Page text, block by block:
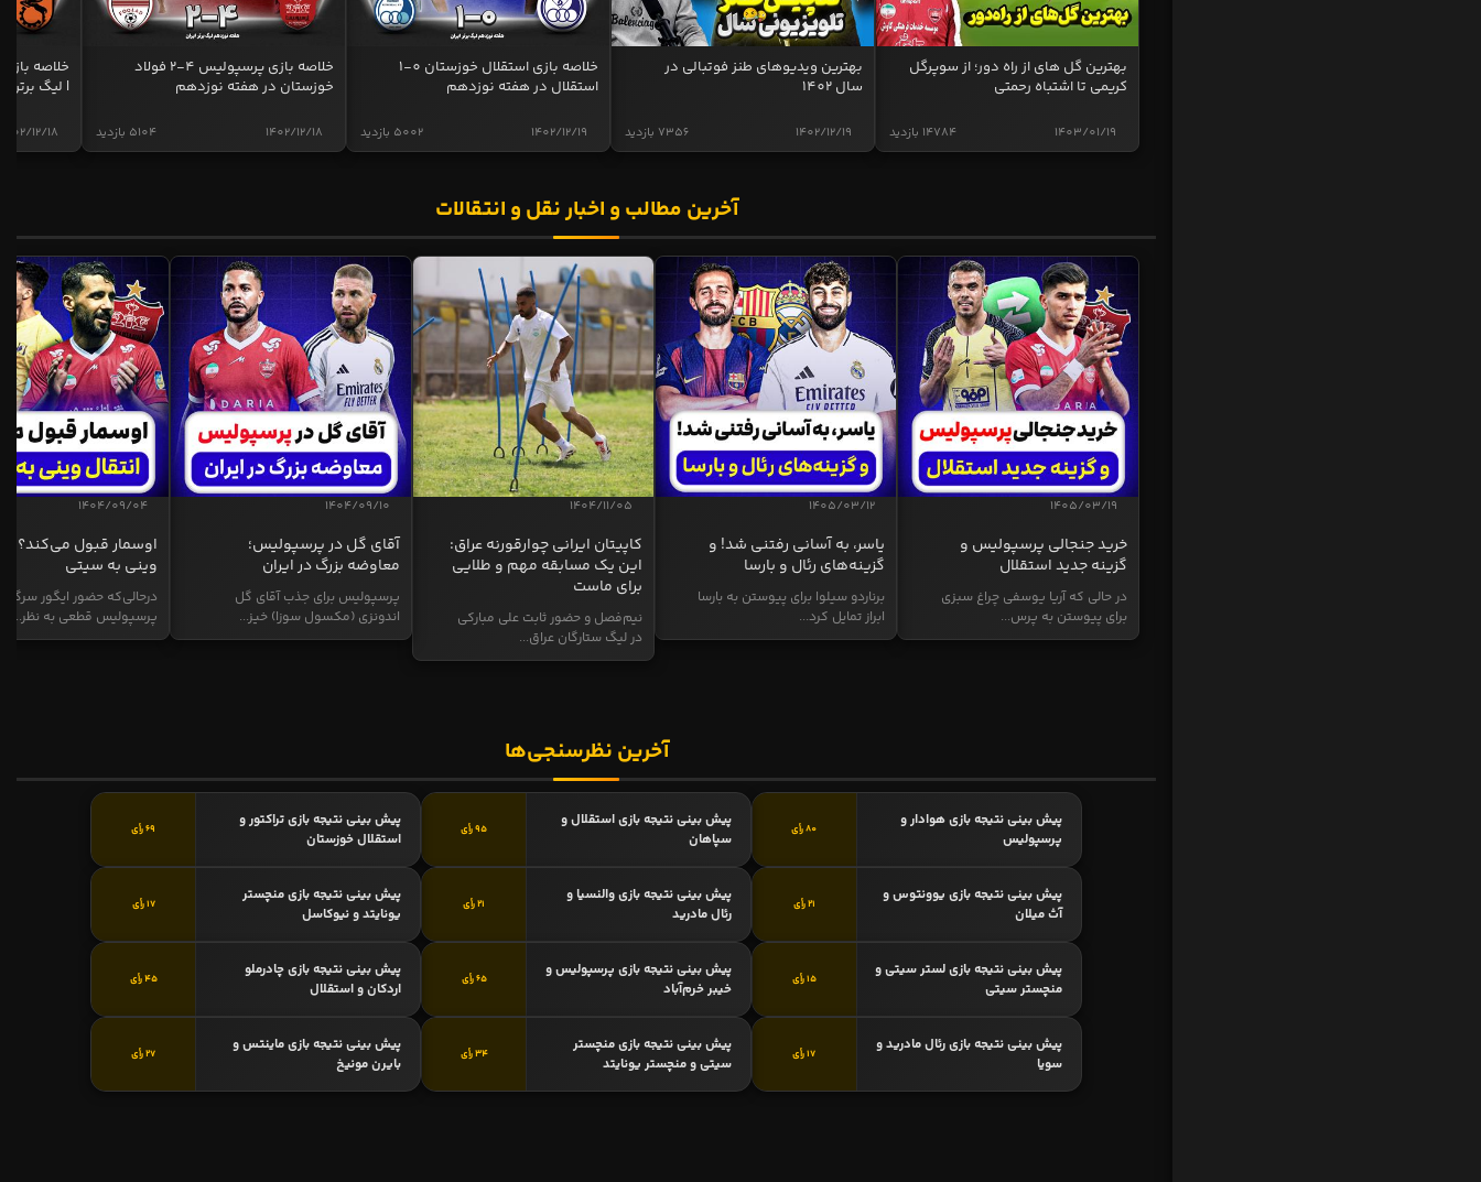
بهترین گل های از راه دور؛ از سوپرگل
کریمی تا اشتباه رحمتی
14784 بازدید 1403/01/19
بهترین ویدیوهای طنز فوتبالی در
سال 1402
7356 بازدید 1402/12/19
خلاصه بازی استقلال خوزستان 0-1
استقلال در هفته نوزدهم
5002 بازدید 1402/12/19
خلاصه بازی پرسپولیس 4-2 فولاد
خوزستان در هفته نوزدهم
5104 بازدید 1402/12/18
| لیگ برتر
1402/12/18
آخرین مطالب و اخبار نقل و انتقالات
1405/03/19
خرید جنجالی پرسپولیس و
گزینه جدید استقلال
در حالی که آریا یوسفی چراغ سبزی
برای پیوستن به پرس...
1405/03/12
یاسر، به آسانی رفتنی شد! و
گزینه‌های رئال و بارسا
برناردو سیلوا برای پیوستن به بارسا
ابراز تمایل کرد...
1404/11/05
کاپیتان ایرانی چوارقورنه عراق:
این یک مسابقه مهم و طلایی
برای ماست
نیم‌فصل و حضور ثابت علی مبارکی
در لیگ ستارگان عراق...
1404/09/10
آقای گل در پرسپولیس؛
معاوضه بزرگ در ایران
پرسپولیس برای جذب آقای گل
اندونزی (مکسول سوزا) خیز...
1404/09/04
اوسمار قبول می‌کند؟
وینی به سیتی
درحالی‌که حضور ایگور
پرسپولیس قطعی به نظر...
آخرین نظرسنجی‌ها
پیش بینی نتیجه بازی هوادار و
پرسپولیس
80 رأی
پیش بینی نتیجه بازی استقلال و
سپاهان
95 رأی
پیش بینی نتیجه بازی تراکتور و
استقلال خوزستان
69 رأی
پیش بینی نتیجه بازی یوونتوس و
آث میلان
21 رأی
پیش بینی نتیجه بازی والنسیا و
رئال مادرید
21 رأی
پیش بینی نتیجه بازی منچستر
یونایتد و نیوکاسل
17 رأی
پیش بینی نتیجه بازی لستر سیتی و
منچستر سیتی
15 رأی
پیش بینی نتیجه بازی پرسپولیس و
خیبر خرم‌آباد
65 رأی
پیش بینی نتیجه بازی چادرملو
اردکان و استقلال
45 رأی
پیش بینی نتیجه بازی رئال مادرید و
سویا
17 رأی
پیش بینی نتیجه بازی منچستر
سیتی و منچستر یونایتد
34 رأی
پیش بینی نتیجه بازی ماینتس و
بایرن مونیخ
27 رأی